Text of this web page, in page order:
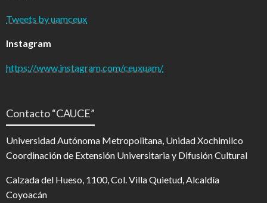
Tweets by uamceux
Instagram
https://www.instagram.com/ceuxuam/
Contacto “CAUCE”
Universidad Autónoma Metropolitana, Unidad Xochimilco
Coordinación de Extensión Universitaria y Difusión Cultural
Calzada del Hueso, 1100, Col. Villa Quietud, Alcaldía
Coyoacán